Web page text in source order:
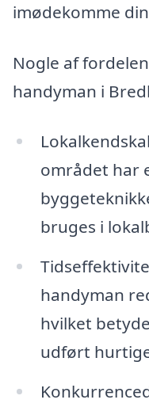
imødekomme
Nogle af
handyman i
området har
bruges i
handyman
hvilket
udført